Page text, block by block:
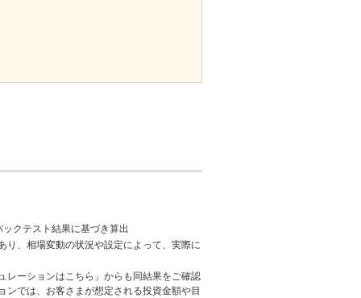
クテスト結果に基づき算出
り、相場変動の状況や設定によって、実際に
レーションはこちら」からも同結果をご確認
ンでは、お客さまが想定される投資金額や目